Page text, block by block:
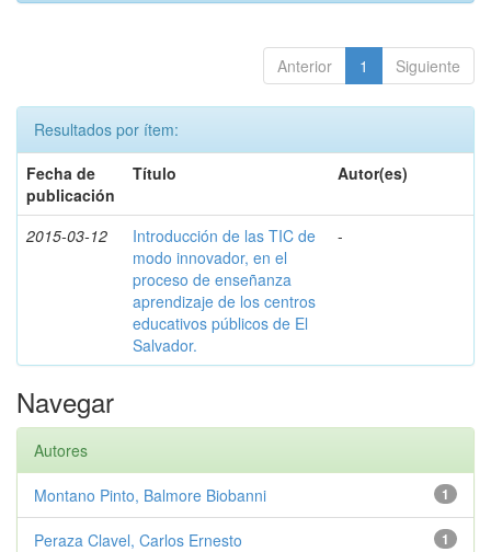
Anterior 1 Siguiente
Resultados por ítem:
Fecha de
publicación
Título Autor(es)
2015-03-12
Introducción de las TIC de
modo innovador, en el
proceso de enseñanza
aprendizaje de los centros
educativos públicos de El
Salvador.
-
Navegar
Autores
1
Montano Pinto, Balmore Biobanni
1
Peraza Clavel, Carlos Ernesto